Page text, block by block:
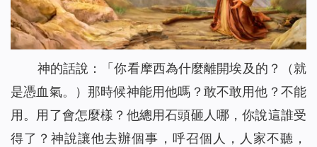
神的話說： 「你看摩西為什麼離開埃及的？
（就
是憑血氣。）那時候神能用他嗎？敢不敢用他？不能
用。用了會怎麼樣？他總用石頭砸人哪，你說這誰受
得了？神說讓他去辦個事，呼召個人，人家不聽，